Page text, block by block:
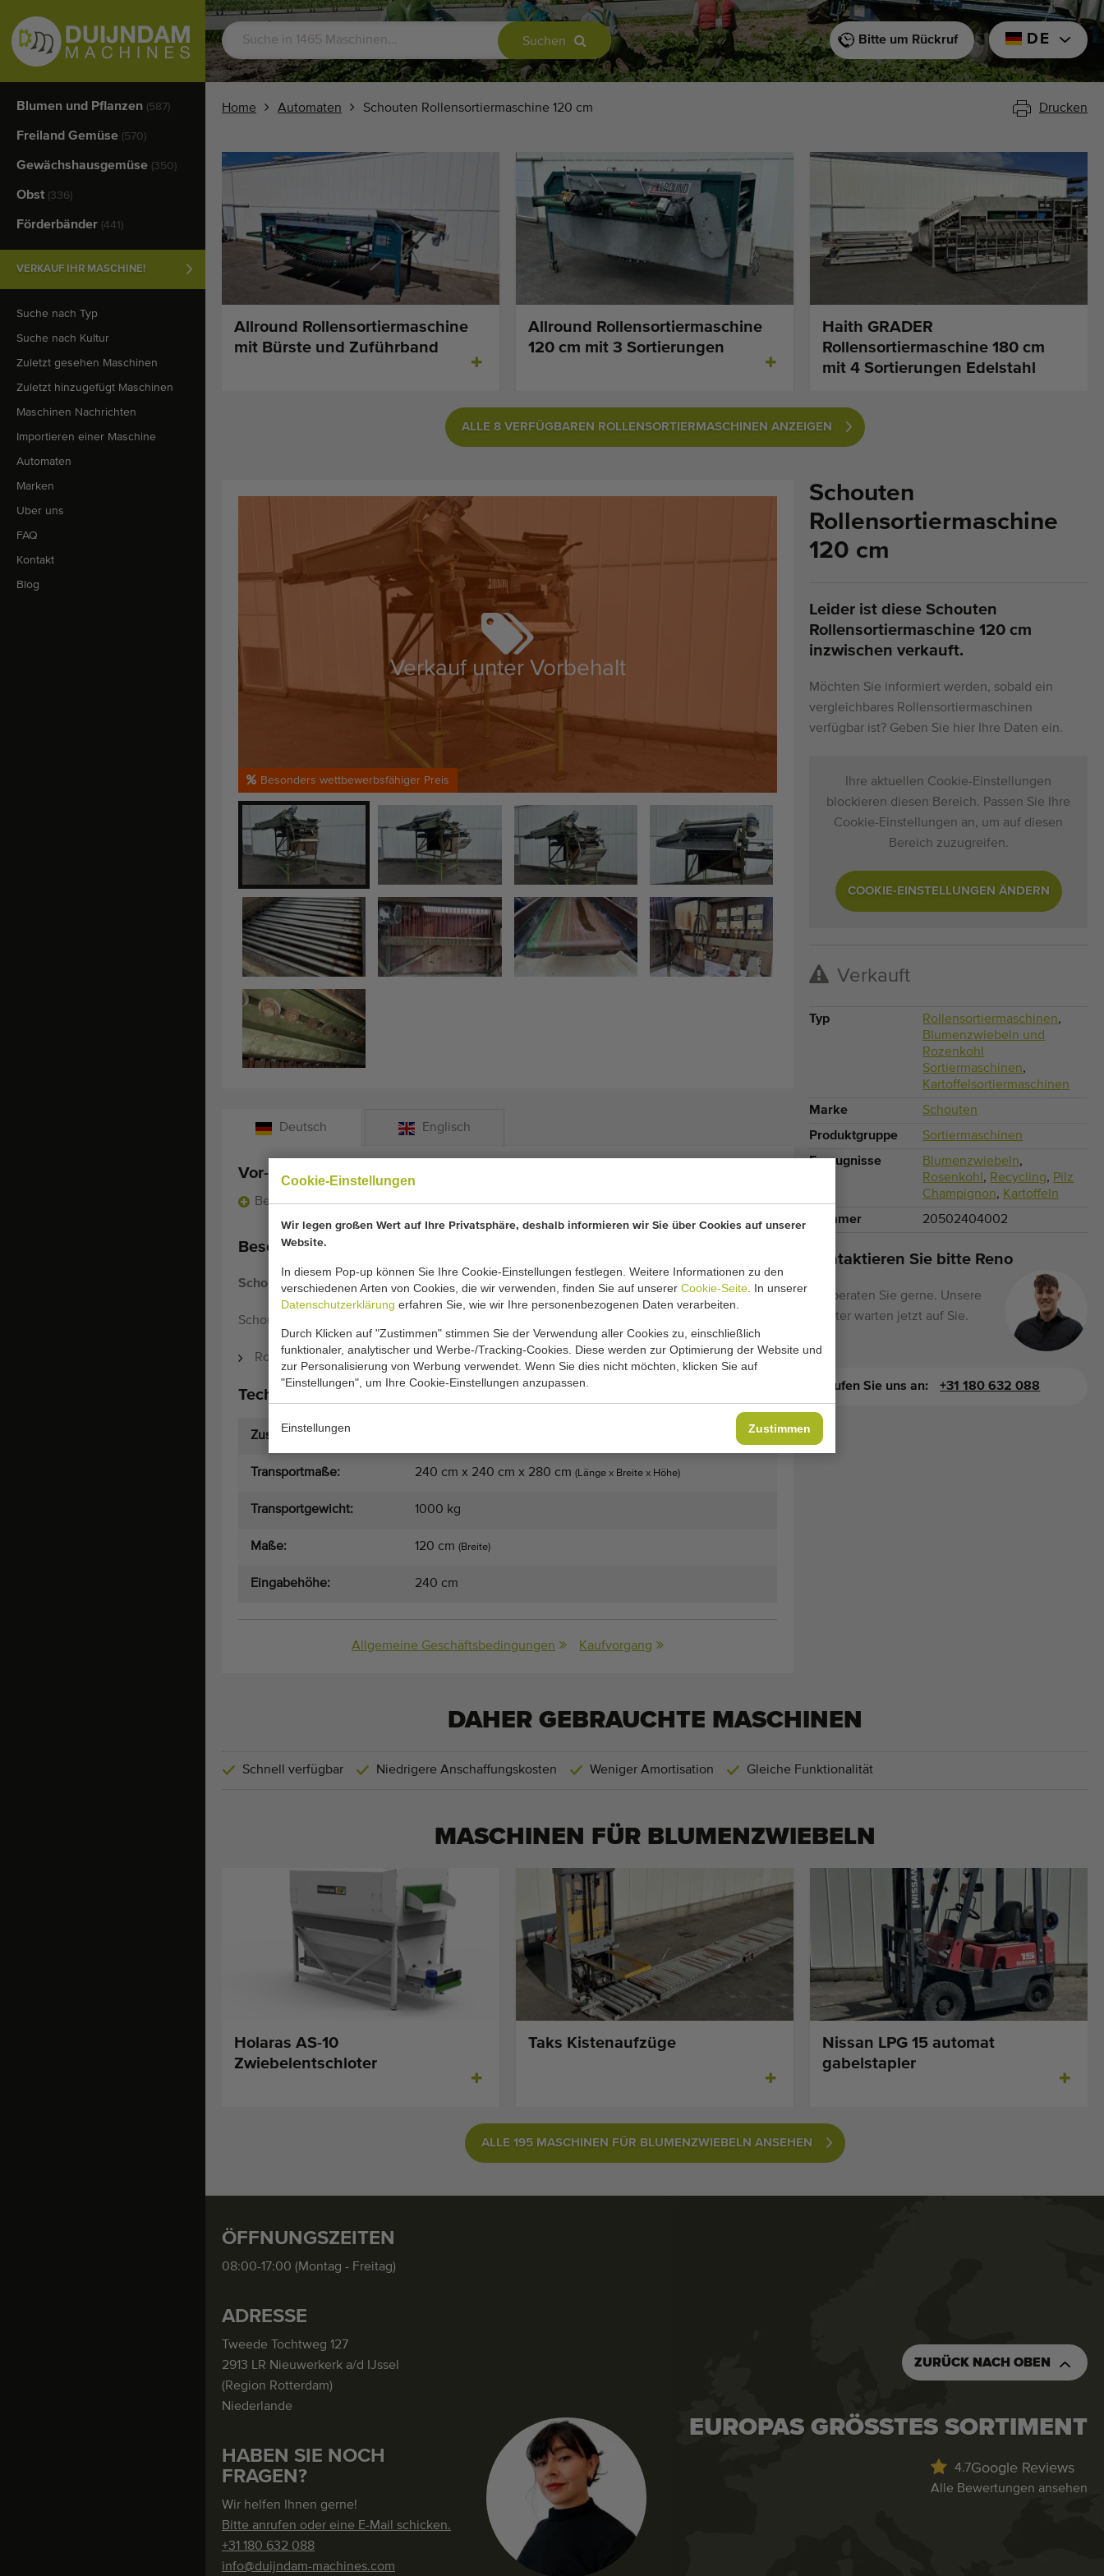
Cookie-Einstellungen
Wir legen großen Wert auf Ihre Privatsphäre, deshalb informieren wir Sie über Cookies auf unserer
Website.
In diesem Pop-up können Sie Ihre Cookie-Einstellungen festlegen. Weitere Informationen zu den
verschiedenen Arten von Cookies, die wir verwenden, finden Sie auf unserer Cookie-Seite . In unserer
Datenschutzerklärung erfahren Sie, wie wir Ihre personenbezogenen Daten verarbeiten.
Durch Klicken auf "Zustimmen" stimmen Sie der Verwendung aller Cookies zu, einschließlich
funktionaler, analytischer und Werbe-/Tracking-Cookies. Diese werden zur Optimierung der Website und
zur Personalisierung von Werbung verwendet. Wenn Sie dies nicht möchten, klicken Sie auf
"Einstellungen", um Ihre Cookie-Einstellungen anzupassen.
Einstellungen Zustimmen
Blumen und Pflanzen (587)
Freiland Gemüse (570)
Gewächshausgemüse (350)
Obst (336)
Förderbänder (441)
VERKAUF IHR MASCHINE!
Suche nach Typ
Suche nach Kultur
Zuletzt gesehen Maschinen
Zuletzt hinzugefügt Maschinen
Maschinen Nachrichten
Importieren einer Maschine
Automaten
Marken
Uber uns
FAQ
Kontakt
Blog
Suchen DE
Bitte um Rückruf
Home Automaten Schouten Rollensortiermaschine 120 cm Drucken
Allround Rollensortiermaschine
mit Bürste und Zuführband
Allround Rollensortiermaschine
120 cm mit 3 Sortierungen
Haith GRADER
Rollensortiermaschine 180 cm
mit 4 Sortierungen Edelstahl
ALLE 8 VERFÜGBAREN ROLLENSORTIERMASCHINEN ANZEIGEN
Besonders wettbewerbsfähiger Preis
Verkauf unter Vorbehalt
Deutsch Englisch
Vor-und Nachteile
Besonders wettbewerbsfähiger Preis
Beschreibung:
Schouten Rollensortiermaschine 120 cm
Schouten Rollensortiermaschine
Rollenabstand einstellbar
Technische Spezifikationen:
Zustand:
Transportmaße: 240 cm x 240 cm x 280 cm (Länge x Breite x Höhe)
Transportgewicht: 1000 kg
Maße: 120 cm (Breite)
Eingabehöhe: 240 cm
Allgemeine Geschäftsbedingungen Kaufvorgang
Schouten
Rollensortiermaschine
120 cm
Leider ist diese Schouten
Rollensortiermaschine 120 cm
inzwischen verkauft.
Möchten Sie informiert werden, sobald ein
vergleichbares Rollensortiermaschinen
verfügbar ist? Geben Sie hier Ihre Daten ein.
Ihre aktuellen Cookie-Einstellungen
blockieren diesen Bereich. Passen Sie Ihre
Cookie-Einstellungen an, um auf diesen
Bereich zuzugreifen.
COOKIE-EINSTELLUNGEN ÄNDERN
Verkauft
Typ Rollensortiermaschinen,
Blumenzwiebeln und
Rozenkohl
Sortiermaschinen,
Kartoffelsortiermaschinen
Marke
Schouten
Produktgruppe
Sortiermaschinen
Erzeugnisse
Blumenzwiebeln,
Rosenkohl , Recycling, Pilz
Champignon, Kartoffeln
Nummer
20502404002
Kontaktieren Sie bitte Reno
Wir beraten Sie gerne. Unsere
Berater warten jetzt auf Sie.
Rufen Sie uns an: +31 180 632 088
DAHER GEBRAUCHTE MASCHINEN
Schnell verfügbar Niedrigere Anschaffungskosten Weniger Amortisation Gleiche Funktionalität
MASCHINEN FÜR BLUMENZWIEBELN
Holaras AS-10
Zwiebelentschloter
Taks Kistenaufzüge
Nissan LPG 15 automat
gabelstapler
ALLE 195 MASCHINEN FÜR BLUMENZWIEBELN ANSEHEN
ÖFFNUNGSZEITEN
08:00-17:00 (Montag - Freitag)
ADRESSE
Tweede Tochtweg 127
2913 LR Nieuwerkerk a/d IJssel
(Region Rotterdam)
Niederlande
HABEN SIE NOCH
FRAGEN?
Wir helfen Ihnen gerne!
Bitte anrufen oder eine E-Mail schicken.
+31 180 632 088
info@duijndam-machines.com
ZURÜCK NACH OBEN
EUROPAS GRÖSSTES SORTIMENT
4.7Google Reviews
Alle Bewertungen ansehen